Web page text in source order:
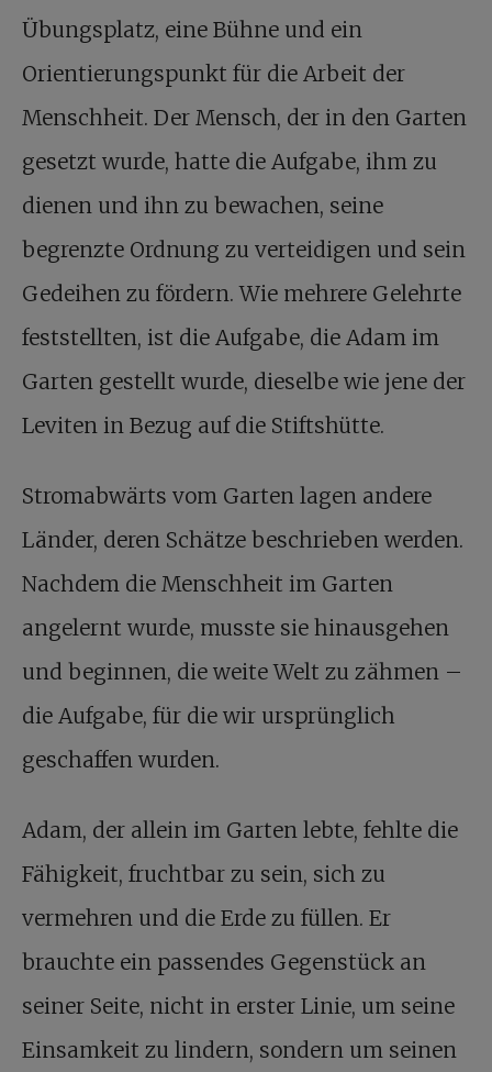
Übungsplatz, eine Bühne und ein
Orientierungspunkt für die Arbeit der
Menschheit. Der Mensch, der in den Garten
gesetzt wurde, hatte die Aufgabe, ihm zu
dienen und ihn zu bewachen, seine
begrenzte Ordnung zu verteidigen und sein
Gedeihen zu fördern. Wie mehrere Gelehrte
feststellten, ist die Aufgabe, die Adam im
Garten gestellt wurde, dieselbe wie jene der
Leviten in Bezug auf die Stiftshütte.
Stromabwärts vom Garten lagen andere
Länder, deren Schätze beschrieben werden.
Nachdem die Menschheit im Garten
angelernt wurde, musste sie hinausgehen
und beginnen, die weite Welt zu zähmen –
die Aufgabe, für die wir ursprünglich
geschaffen wurden.
Adam, der allein im Garten lebte, fehlte die
Fähigkeit, fruchtbar zu sein, sich zu
vermehren und die Erde zu füllen. Er
brauchte ein passendes Gegenstück an
seiner Seite, nicht in erster Linie, um seine
Einsamkeit zu lindern, sondern um seinen